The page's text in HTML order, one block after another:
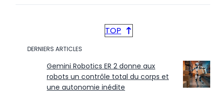
TOP
DERNIERS ARTICLES
Gemini Robotics ER 2 donne aux
robots un contrôle total du corps et
une autonomie inédite